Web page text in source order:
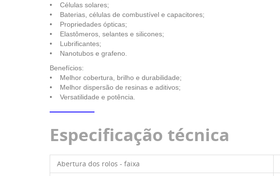
• Células solares;
• Baterias, células de combustível e capacitores;
• Propriedades ópticas;
• Elastômeros, selantes e silicones;
• Lubrificantes;
• Nanotubos e grafeno.
Benefícios:
• Melhor cobertura, brilho e durabilidade;
• Melhor dispersão de resinas e aditivos;
• Versatilidade e potência.
Especificação técnica
Abertura dos rolos - faixa